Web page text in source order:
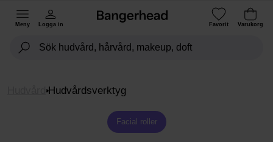
Meny Logga in Favorit Varukorg
Hudvårdsverktyg
Facial roller